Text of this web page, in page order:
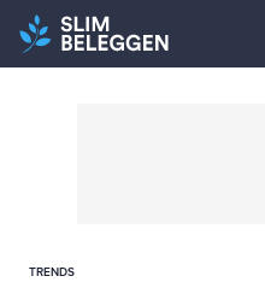
TRENDS